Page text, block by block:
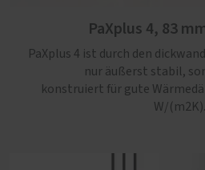
PaXplus 4, 83
PaXplus 4 ist durch den
nur äußerst stabil,
konstruiert für gute
W/(m2K).
bis RC3. Mit einem Uw-Wert
Anteil ein rundum